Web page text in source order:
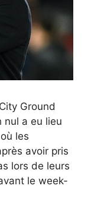
Ground
nul a eu lieu
les
avoir pris
lors de leurs
le week-